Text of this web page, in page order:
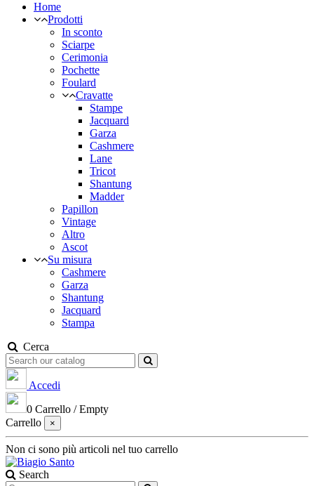
Home
Prodotti
In sconto
Sciarpe
Cerimonia
Pochette
Foulard
Cravatte
Stampe
Jacquard
Garza
Cashmere
Lane
Tricot
Shantung
Madder
Papillon
Vintage
Altro
Ascot
Su misura
Cashmere
Garza
Shantung
Jacquard
Stampa
Cerca
Accedi
0 Carrello /Empty
Carrello
×
Non ci sono più articoli nel tuo carrello
Search